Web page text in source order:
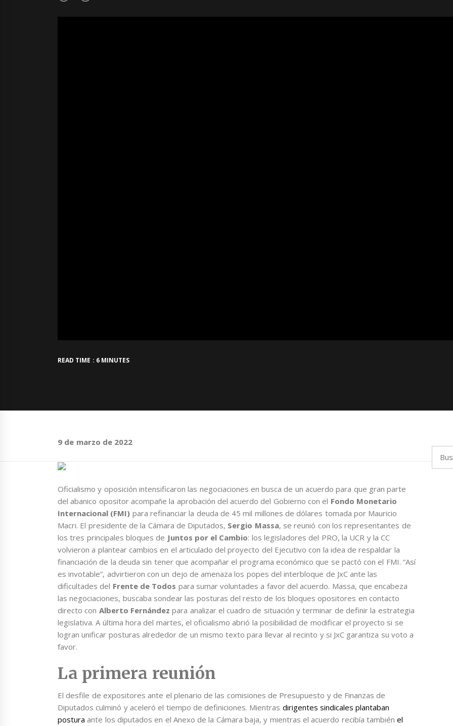
READ TIME : 6 MINUTES
9 de marzo de 2022
Oficialismo y oposición intensificaron las negociaciones en busca de un acuerdo para que gran parte
del abanico opositor acompañe la aprobación del acuerdo del Gobierno con el Fondo Monetario
Internacional (FMI) para refinanciar la deuda de 45 mil millones de dólares tomada por Mauricio
Macri. El presidente de la Cámara de Diputados, Sergio Massa, se reunió con los representantes de
los tres principales bloques de Juntos por el Cambio: los legisladores del PRO, la UCR y la CC
volvieron a plantear cambios en el articulado del proyecto del Ejecutivo con la idea de respaldar la
financiación de la deuda sin tener que acompañar el programa económico que se pactó con el FMI. “Así
es invotable”, advirtieron con un dejo de amenaza los popes del interbloque de JxC ante las
dificultades del Frente de Todos para sumar voluntades a favor del acuerdo. Massa, que encabeza
las negociaciones, buscaba sondear las posturas del resto de los bloques opositores en contacto
directo con Alberto Fernándezpara analizar el cuadro de situación y terminar de definir la estrategia
legislativa. A última hora del martes, el oficialismo abrió la posibilidad de modificar el proyecto si se
logran unificar posturas alrededor de un mismo texto para llevar al recinto y si JxC garantiza su voto a
favor.
La primera reunión
El desfile de expositores ante el plenario de las comisiones de Presupuesto y de Finanzas de
Diputados culminó y aceleró el tiempo de definiciones. Mientras dirigentes sindicales plantaban
posturaante los diputados en el Anexo de la Cámara baja, y mientras el acuerdo recibía tambiénel